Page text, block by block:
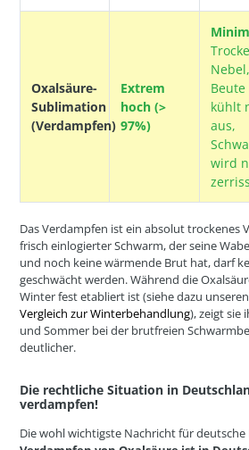
Oxalsäure-
Sublimation
(Verdampfen)
Extrem
hoch (>
97%)
Nebel,
Beute
kühlt
aus,
wird
Das Verdampfen ist ein absolut trockenes
frisch einlogierter Schwarm, der seine
und noch keine wärmende Brut hat, darf
geschwächt werden. Während die
Winter fest etabliert ist (siehe dazu unseren
Vergleich zur Winterbehandlung), zeigt sie
und Sommer bei der brutfreien
deutlicher.
Die rechtliche Situation in
verdampfen!
Die wohl wichtigste Nachricht für deutsche